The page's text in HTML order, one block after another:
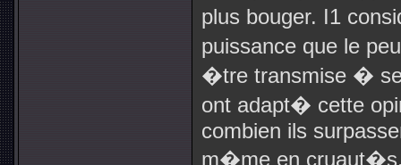
plus bouger. I1
puissance que le
�tre transmise �
ont adapt� cette
combien ils
m�me en